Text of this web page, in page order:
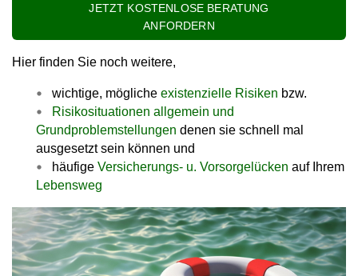
JETZT KOSTENLOSE BERATUNG
ANFORDERN
Hier finden Sie noch weitere,
wichtige, mögliche existenzielle Risiken bzw.
Risikosituationen allgemein und
Grundproblemstellungen denen sie schnell mal
ausgesetzt sein können und
häufige Versicherungs- u. Vorsorgelücken auf Ihrem
Lebensweg